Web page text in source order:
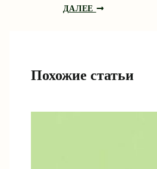
ДАЛЕЕ
Похожие статьи